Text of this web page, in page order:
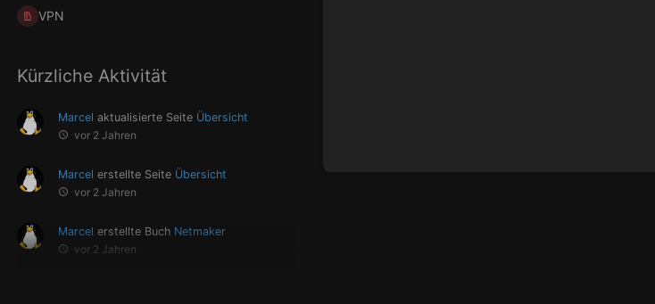
VPN
Kürzliche Aktivität
Marcel aktualisierte Seite Übersicht
vor 2 Jahren
Marcel erstellte Seite Übersicht
vor 2 Jahren
Marcel erstellte Buch Netmaker
vor 2 Jahren